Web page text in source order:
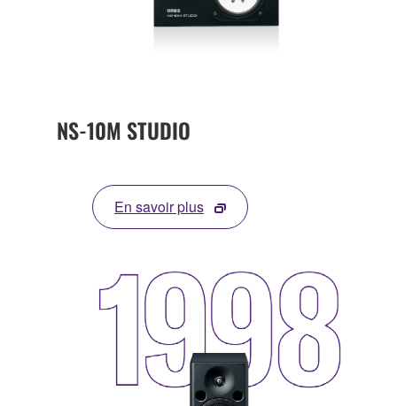
NS-10M STUDIO
En savoir plus